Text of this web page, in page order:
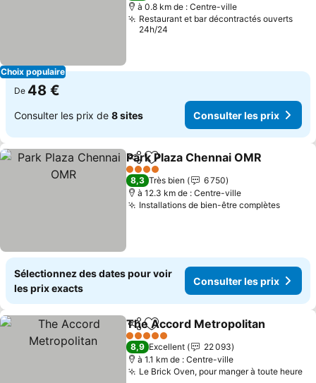
Choix populaire
à 0.8 km de : Centre-ville
Restaurant et bar décontractés ouverts
24h/24
De 48 €
Consulter les prix de 8 sites Consulter les prix
PartagerAjouter à mes favoris
Park Plaza Chennai OMR
4 Étoiles
8,3 Très bien
6 750
à 12.3 km de : Centre-ville
Installations de bien-être complètes
Sélectionnez des dates pour voir
les prix exacts
Consulter les prix
PartagerAjouter à mes favoris
The Accord Metropolitan
5 Étoiles
8,9 Excellent
22 093
à 1.1 km de : Centre-ville
Le Brick Oven, pour manger à toute heure